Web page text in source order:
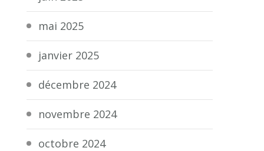
mai 2025
janvier 2025
décembre 2024
novembre 2024
octobre 2024